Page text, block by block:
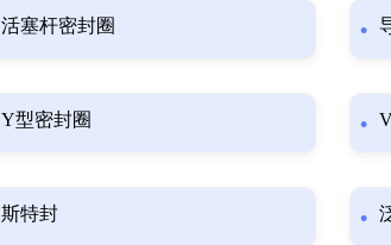
活塞杆密封圈
Y型密封圈
斯特封